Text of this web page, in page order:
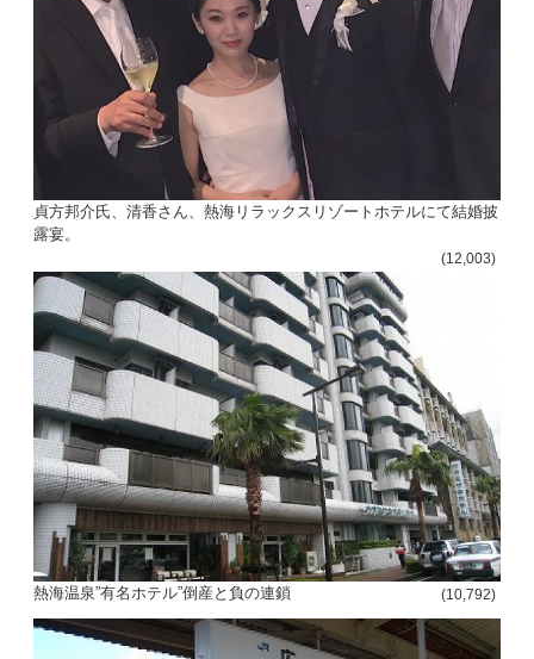
貞方邦介氏、清香さん、熱海リラックスリゾートホテルにて結婚披
露宴。
(12,003)
熱海温泉”有名ホテル”倒産と負の連鎖 (10,792)